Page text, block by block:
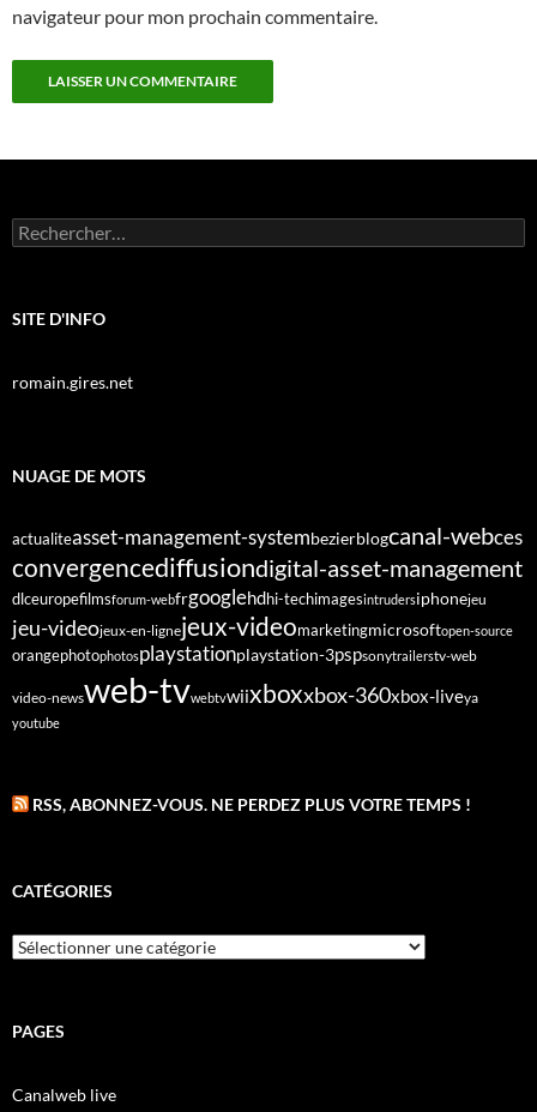
navigateur pour mon prochain commentaire.
Rechercher :
SITE D'INFO
romain.gires.net
NUAGE DE MOTS
actualiteasset-management-systembezierblogcanal-webces
convergencediffusiondigital-asset-management
dlceuropefilmsforum-webfrgooglehdhi-techimagesintrudersiphonejeu
jeu-videojeux-en-lignejeux-videomarketingmicrosoftopen-source
orangephotophotosplaystationplaystation-3pspsonytrailerstv-web
video-newsweb-tvwebtvwiixboxxbox-360xbox-liveya
youtube
RSS, ABONNEZ-VOUS. NE PERDEZ PLUS VOTRE TEMPS !
CATÉGORIES
Catégories
PAGES
Canalweb live